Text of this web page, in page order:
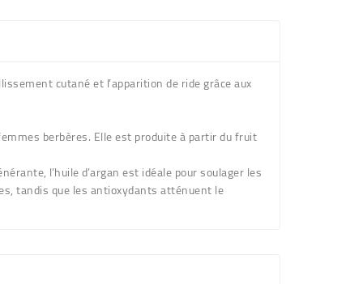
cutané et l’apparition de ride grâce aux
berbères. Elle est produite à partir du fruit
, l’huile d’argan est idéale pour soulager les
tandis que les antioxydantsatténuent le